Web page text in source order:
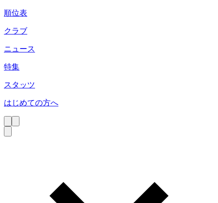
順位表
クラブ
ニュース
特集
スタッツ
はじめての方へ